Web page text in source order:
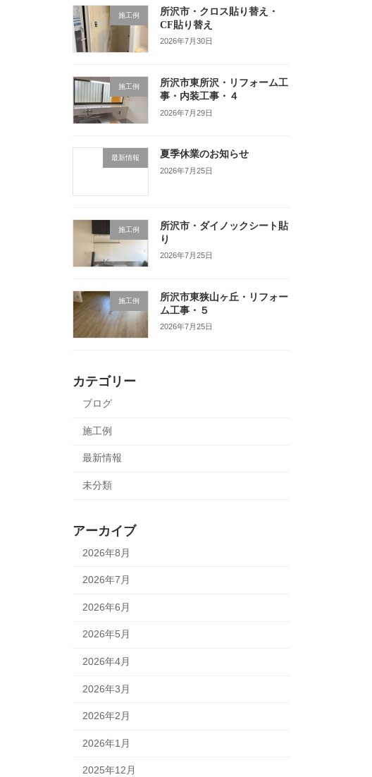
施工例
所沢市・クロス貼り替え・
CF貼り替え
2026年7月30日
施工例
所沢市東所沢・リフォーム工
事・内装工事・４
2026年7月29日
最新情報 夏季休業のお知らせ
2026年7月25日
施工例
所沢市・ダイノックシート貼
り
2026年7月25日
施工例
所沢市東狭山ヶ丘・リフォー
ム工事・５
2026年7月25日
カテゴリー
ブログ
施工例
最新情報
未分類
アーカイブ
2026年8月
2026年7月
2026年6月
2026年5月
2026年4月
2026年3月
2026年2月
2026年1月
2025年12月